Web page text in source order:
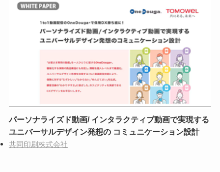
パーソナライズド動画/ インタラクティブ動画で実現する
ユニバーサルデザイン発想の コミュニケーション設計
共同印刷株式会社